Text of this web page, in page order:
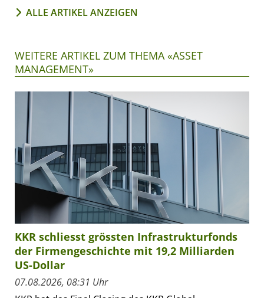
ALLE ARTIKEL ANZEIGEN
WEITERE ARTIKEL ZUM THEMA «ASSET
MANAGEMENT»
KKR schliesst grössten Infrastrukturfonds
der Firmengeschichte mit 19,2 Milliarden
US-Dollar
07.08.2026, 08:31 Uhr